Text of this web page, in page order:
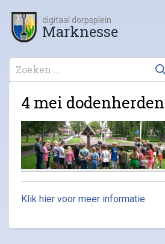
digitaal dorpsplein
Marknesse
4 mei
Klik hier voor meer informatie